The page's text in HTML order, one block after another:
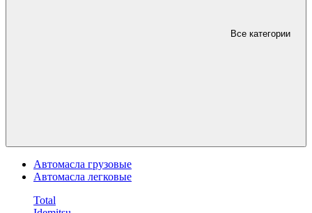
Все категории
Автомасла грузовые
Автомасла легковые
Total